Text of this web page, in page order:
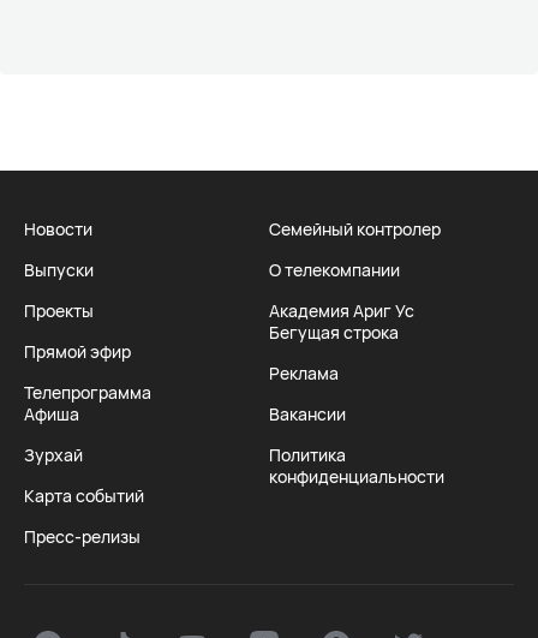
Новости
Выпуски
Проекты
Прямой эфир
Телепрограмма
Афиша
Зурхай
Карта событий
Пресс-релизы
Семейный контролер
О телекомпании
Академия Ариг Ус
Бегущая строка
Реклама
Вакансии
Политика
конфиденциальности